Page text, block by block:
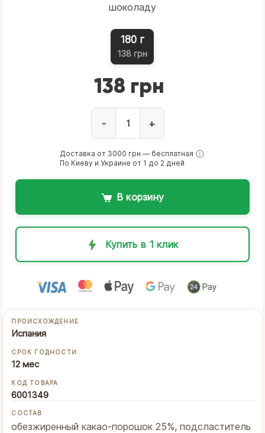
шоколаду
180 г
138 грн
138 грн
- +
Доставка от 3000 грн — бесплатная
По Киеву и Украине от 1 до 2 дней
В корзину
Купить в 1 клик
ПРОИСХОЖДЕНИЕ
Испания
СРОК ГОДНОСТИ
12 мес
КОД ТОВАРА
6001349
СОСТАВ
обезжиренный какао-порошок 25%, подсластитель